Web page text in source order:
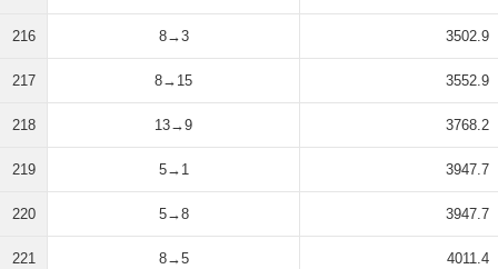
216 8→3 3502.9
217 8→15 3552.9
218 13→9 3768.2
219 5→1 3947.7
220 5→8 3947.7
221 8→5 4011.4